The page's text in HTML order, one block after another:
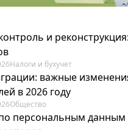
и
Налоги и бухучет
важные
в 2026 году
Общество
персональным данным